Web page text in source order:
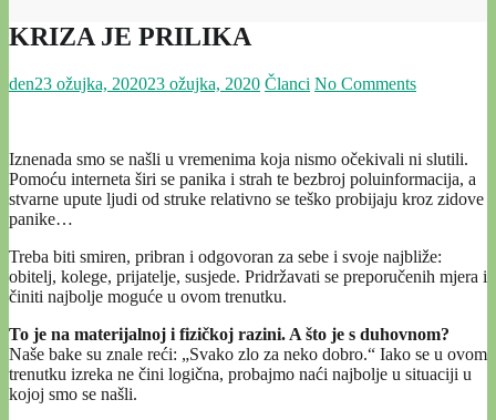
KRIZA JE PRILIKA
den23 ožujka, 202023 ožujka, 2020 Članci No Comments
Iznenada smo se našli u vremenima koja nismo očekivali ni slutili.
Pomoću interneta širi se panika i strah te bezbroj poluinformacija, a
stvarne upute ljudi od struke relativno se teško probijaju kroz zidove
panike…
Treba biti smiren, pribran i odgovoran za sebe i svoje najbliže:
obitelj, kolege, prijatelje, susjede. Pridržavati se preporučenih mjera i
činiti najbolje moguće u ovom trenutku.
To je na materijalnoj i fizičkoj razini. A što je s duhovnom?
Naše bake su znale reći: „Svako zlo za neko dobro.“ Iako se u ovom
trenutku izreka ne čini logična, probajmo naći najbolje u situaciji u
kojoj smo se našli.